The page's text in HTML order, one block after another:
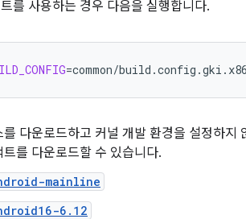
를 사용하는 경우 다음을 실행합니다.
=common/
를 다운로드하고 커널 개발 환경을 설정하
트를 다운로드할 수 있습니다.
mainline
6.12